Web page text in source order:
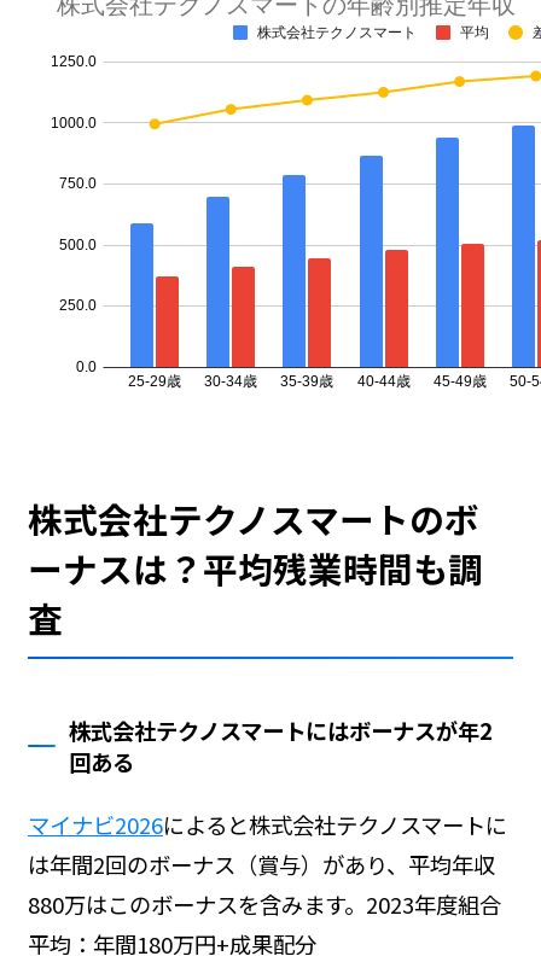
株式会社テクノスマートのボ
ーナスは？平均残業時間も調
査
株式会社テクノスマートにはボーナスが年2
回ある
マイナビ2026によると株式会社テクノスマートに
は年間2回のボーナス（賞与）があり、平均年収
880万はこのボーナスを含みます。2023年度組合
平均：年間180万円+成果配分